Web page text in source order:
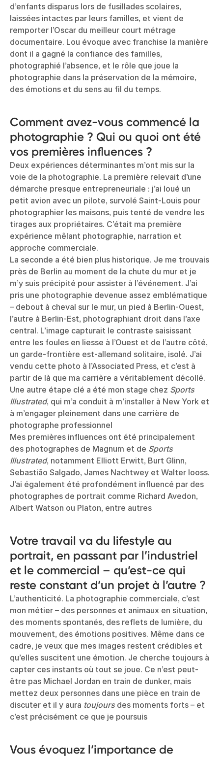
d’enfants disparus lors de fusillades scolaires,
laissées intactes par leurs familles, et vient de
remporter l’Oscar du meilleur court métrage
documentaire. Lou évoque avec franchise la manière
dont il a gagné la confiance des familles,
photographié l’absence, et le rôle que joue la
photographie dans la préservation de la mémoire,
des émotions et du sens au fil du temps.
Comment avez-vous commencé la
photographie ? Qui ou quoi ont été
vos premières influences ?
Deux expériences déterminantes m’ont mis sur la
voie de la photographie. La première relevait d’une
démarche presque entrepreneuriale : j’ai loué un
petit avion avec un pilote, survolé Saint-Louis pour
photographier les maisons, puis tenté de vendre les
tirages aux propriétaires. C’était ma première
expérience mêlant photographie, narration et
approche commerciale.
La seconde a été bien plus historique. Je me trouvais
près de Berlin au moment de la chute du mur et je
m’y suis précipité pour assister à l’événement. J’ai
pris une photographie devenue assez emblématique
– debout à cheval sur le mur, un pied à Berlin-Ouest,
l’autre à Berlin-Est, photographiant droit dans l’axe
central. L’image capturait le contraste saisissant
entre les foules en liesse à l’Ouest et de l’autre côté,
un garde-frontière est-allemand solitaire, isolé. J’ai
vendu cette photo à l’Associated Press, et c’est à
partir de là que ma carrière a véritablement décollé.
Une autre étape clé a été mon stage chez Sports
Illustrated, qui m’a conduit à m’installer à New York et
à m’engager pleinement dans une carrière de
photographe professionnel
Mes premières influences ont été principalement
des photographes de Magnum et de Sports
Illustrated, notamment Elliott Erwitt, Burt Glinn,
Sebastião Salgado, James Nachtwey et Walter Iooss.
J’ai également été profondément influencé par des
photographes de portrait comme Richard Avedon,
Albert Watson ou Platon, entre autres
Votre travail va du lifestyle au
portrait, en passant par l’industriel
et le commercial – qu’est-ce qui
reste constant d’un projet à l’autre ?
L’authenticité. La photographie commerciale, c’est
mon métier – des personnes et animaux en situation,
des moments spontanés, des reflets de lumière, du
mouvement, des émotions positives. Même dans ce
cadre, je veux que mes images restent crédibles et
qu’elles suscitent une émotion. Je cherche toujours à
capter ces instants où tout se joue. Ce n’est peut-
être pas Michael Jordan en train de dunker, mais
mettez deux personnes dans une pièce en train de
discuter et il y aura toujoursdes moments forts – et
c’est précisément ce que je poursuis
Vous évoquez l’importance de